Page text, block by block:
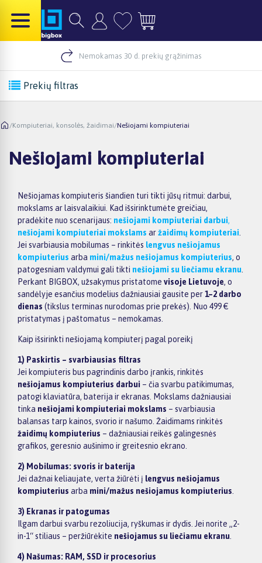
Nemokamas 30 d. prekių grąžinimas
Prekių filtras
/Kompiuteriai, konsolės, žaidimai/Nešiojami kompiuteriai
Nešiojami kompiuteriai
Nešiojamas kompiuteris šiandien turi tikti jūsų ritmui: darbui,
mokslams ar laisvalaikiui. Kad išsirinktumėte greičiau,
pradėkite nuo scenarijaus: nešiojami kompiuteriai darbui,
nešiojami kompiuteriai mokslams aržaidimų kompiuteriai
Jei svarbiausia mobilumas – rinkitės lengvus nešiojamus
kompiuterius arba mini/mažus nešiojamus kompiuterius, o
patogesniam valdymui gali tikti nešiojami su liečiamu ekranu
Perkant BIGBOX, užsakymus pristatome visoje Lietuvoje, o
sandėlyje esančius modelius dažniausiai gausite per1–2 darbo
dienas (tikslus terminas nurodomas prie prekės). Nuo 499 €
pristatymas į paštomatus – nemokamas.
Kaip išsirinkti nešiojamą kompiuterį pagal poreikį
1) Paskirtis – svarbiausias filtras
Jei kompiuteris bus pagrindinis darbo įrankis, rinkitės
nešiojamus kompiuterius darbui – čia svarbu patikimumas,
patogi klaviatūra, baterija ir ekranas. Mokslams dažniausiai
tinka nešiojami kompiuteriai mokslams – svarbiausia
balansas tarp kainos, svorio ir našumo. Žaidimams rinkitės
žaidimų kompiuterius – dažniausiai reikės galingesnės
grafikos, geresnio aušinimo ir greitesnio ekrano.
2) Mobilumas: svoris ir baterija
Jei dažnai keliaujate, verta žiūrėti į lengvus nešiojamus
kompiuterius arba mini/mažus nešiojamus kompiuterius
3) Ekranas ir patogumas
Ilgam darbui svarbu rezoliucija, ryškumas ir dydis. Jei norite „2-
in-1“ stiliaus – peržiūrėkite nešiojamus su liečiamu ekranu
4) Našumas: RAM, SSD ir procesorius